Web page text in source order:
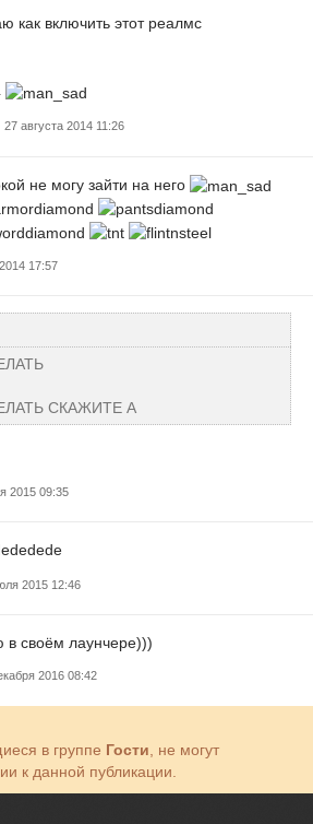
как включить этот реалмс
27 августа 2014 11:26
не могу зайти на него
17:57
СКАЖИТЕ А
2015 09:35
2015 12:46
в своём лаунчере)))
2016 08:42
в группе Гости , не могут
к данной публикации.